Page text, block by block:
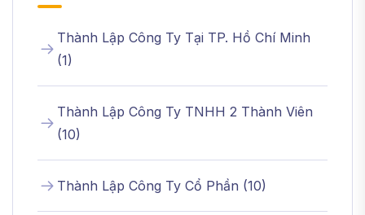
Thành Lập Công Ty Tại TP. Hồ Chí Minh
(1)
Thành Lập Công Ty TNHH 2 Thành Viên
(10)
Thành Lập Công Ty Cổ Phần (10)